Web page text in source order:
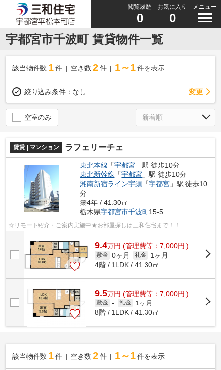
閲覧履歴
0
お気に入り
0
メニュー
宇都宮市千波町 賃貸物件一覧
該当物件数 1件 空き数 2 件 1～1 件を表示
絞り込み条件： なし 変更
空室のみ
賃貸 | マンション ラフェリーチェ
東北本線 「宇都宮 」駅 徒歩10分
東北新幹線 「宇都宮 」駅 徒歩10分
湘南新宿ライン宇須 「宇都宮 」駅 徒歩10
分
築4年 / 41.30㎡
栃木県宇都宮市千波町15-5
☆リモート紹介・ご案内実施中★お部屋探しは三和住宅まで！！
9.4万円 (管理費等：7,000円 )
敷金 0ヶ月 礼金
1ヶ月
4階 / 1LDK / 41.30㎡
9.5万円 (管理費等：7,000円 )
敷金 - 礼金
1ヶ月
8階 / 1LDK / 41.30㎡
該当物件数 1件 空き数 2 件 1～1 件を表示